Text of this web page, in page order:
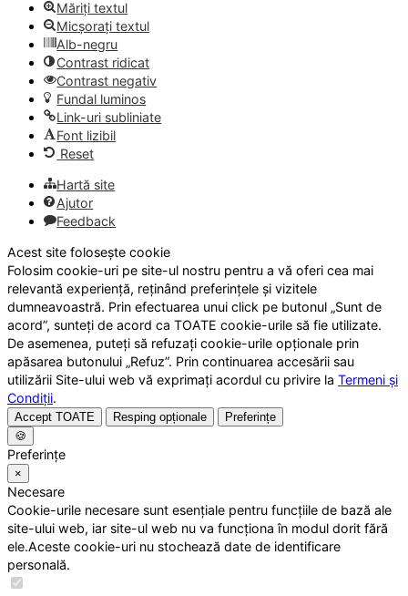
Măriți textul
Micșorați textul
Alb-negru
Contrast ridicat
Contrast negativ
Fundal luminos
Link-uri subliniate
Font lizibil
Reset
Hartă site
Ajutor
Feedback
Acest site folosește cookie
Folosim cookie-uri pe site-ul nostru pentru a vă oferi cea mai
relevantă experiență, reținând preferințele și vizitele
dumneavoastră. Prin efectuarea unui click pe butonul „Sunt de
acord”, sunteți de acord ca TOATE cookie-urile să fie utilizate.
De asemenea, puteți să refuzați cookie-urile opționale prin
apăsarea butonului „Refuz”. Prin continuarea accesării sau
utilizării Site-ului web vă exprimați acordul cu privire la Termeni și
Condiții.
Accept TOATE Resping opționale
Preferințe
🍪
Preferințe
×
Necesare
Cookie-urile necesare sunt esențiale pentru funcțiile de bază ale
site-ului web, iar site-ul web nu va funcționa în modul dorit fără
ele.Aceste cookie-uri nu stochează date de identificare
personală.